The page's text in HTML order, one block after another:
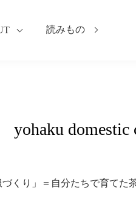
読みもの
domestic
くり」＝自分たちで育てた